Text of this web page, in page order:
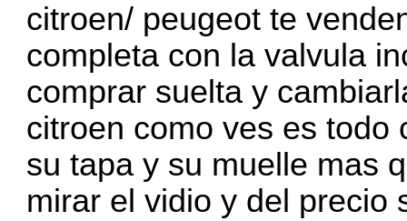
citroen/ peugeot te
completa con la valvula
comprar suelta y
citroen como ves es todo
su tapa y su muelle mas
mirar el vidio y del precio